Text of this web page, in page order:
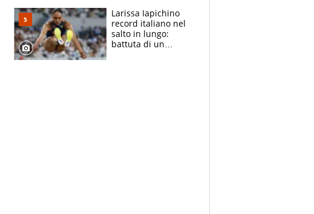
rischio da evitare
Larissa Iapichino
record italiano nel
salto in lungo:
battuta di un